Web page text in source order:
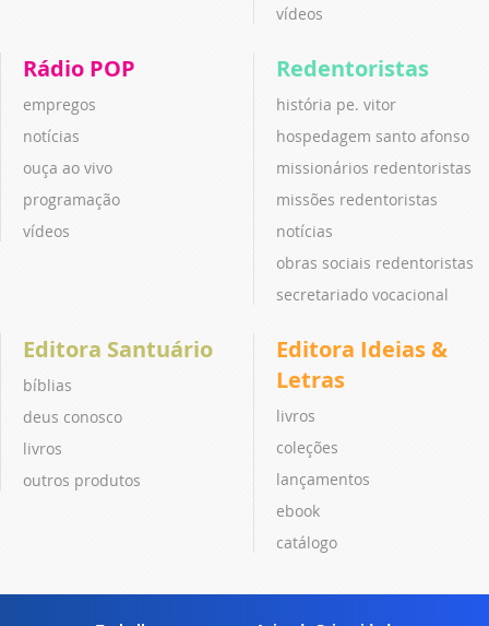
vídeos
Rádio POP
empregos
notícias
ouça ao vivo
programação
vídeos
Redentoristas
história pe. vitor
hospedagem santo afonso
missionários redentoristas
missões redentoristas
notícias
obras sociais redentoristas
secretariado vocacional
Editora Santuário
bíblias
deus conosco
livros
outros produtos
Editora Ideias &
Letras
livros
coleções
lançamentos
ebook
catálogo